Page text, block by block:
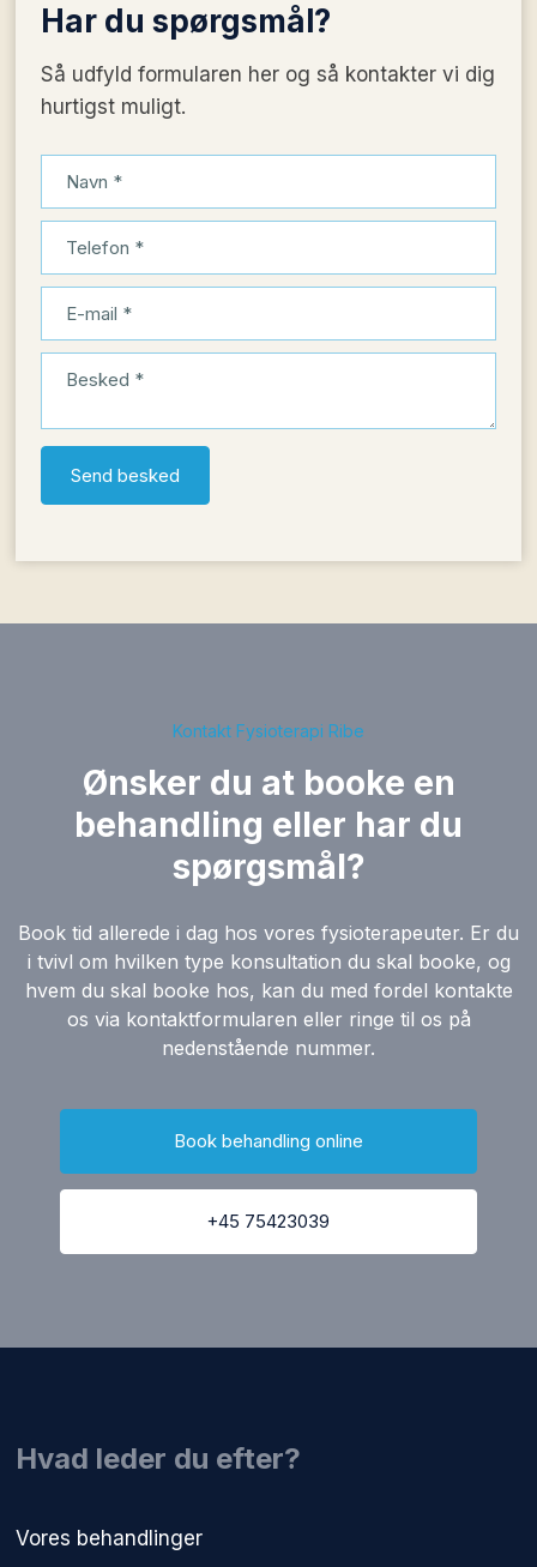
Har du spørgsmål?
Så udfyld formularen her og så kontakter vi dig
hurtigst muligt.
Kontakt Fysioterapi Ribe
Ønsker du at booke en
behandling eller har du
spørgsmål?
Book tid allerede i dag hos vores fysioterapeuter. Er du
i tvivl om hvilken type konsultation du skal booke, og
hvem du skal booke hos, kan du med fordel kontakte
os via kontaktformularen eller ringe til os på
nedenstående nummer.
Book behandling online
+45 75423039
​Hvad leder du efter?
Vores behandlinger